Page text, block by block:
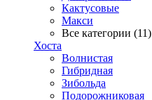
Кактусовые
Макси
Все категории (11)
Хоста
Волнистая
Гибридная
Зибольда
Подорожниковая